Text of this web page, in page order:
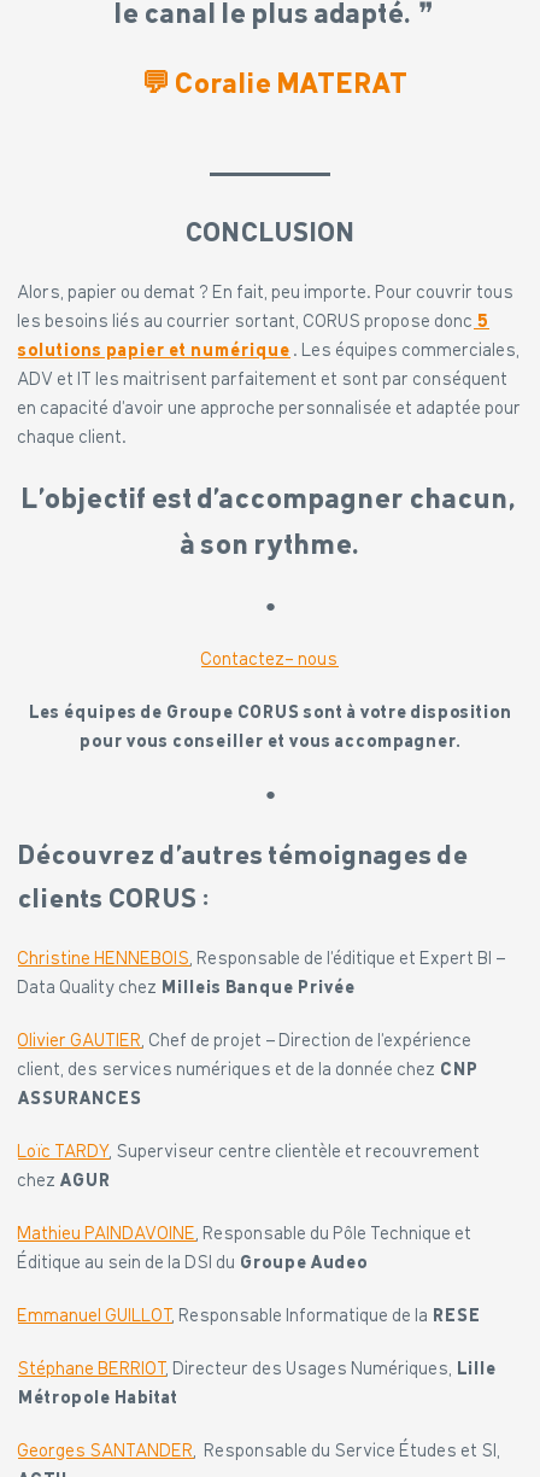
le canal le plus adapté. ❞
💬 Coralie MATERAT
CONCLUSION
Alors, papier ou demat ? En fait, peu importe. Pour couvrir tous
les besoins liés au courrier sortant, CORUS propose donc 5
solutions papier et numérique . Les équipes commerciales,
ADV et IT les maitrisent parfaitement et sont par conséquent
en capacité d’avoir une approche personnalisée et adaptée pour
chaque client.
L’objectif est d’accompagner chacun,
à son rythme.
●
Contactez- nous
Les équipes de Groupe CORUS sont à votre disposition
pour vous conseiller et vous accompagner.
●
Découvrez d’autres témoignages de
clients CORUS :
Christine HENNEBOIS, Responsable de l’éditique et Expert BI –
Data Quality chez Milleis Banque Privée
Olivier GAUTIER, Chef de projet – Direction de l’expérience
client, des services numériques et de la donnée chez CNP
ASSURANCES
Loïc TARDY, Superviseur centre clientèle et recouvrement
chez AGUR
Mathieu PAINDAVOINE, Responsable du Pôle Technique et
Éditique au sein de la DSI du Groupe Audeo
Emmanuel GUILLOT , Responsable Informatique de la RESE
Stéphane BERRIOT , Directeur des Usages Numériques, Lille
Métropole Habitat
Georges SANTANDER, Responsable du Service Études et SI,